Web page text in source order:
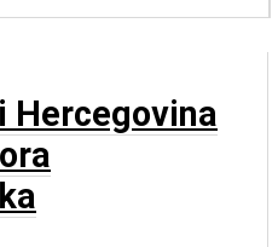
Hercegovina